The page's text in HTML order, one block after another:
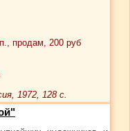
продам, 200 руб
1972, 128 с.